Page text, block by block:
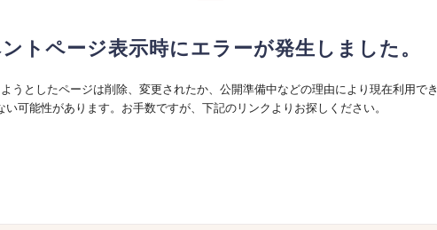
トページ表示時にエラーが発生しました。
うとしたページは削除、変更されたか、公開準備中などの理由により現在利用でき
い可能性があります。お手数ですが、下記のリンクよりお探しください。